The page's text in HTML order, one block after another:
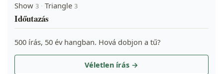
Show 3 · Triangle 3
Időutazás
500 írás, 50 év hangban. Hová dobjon a tű?
Véletlen írás →